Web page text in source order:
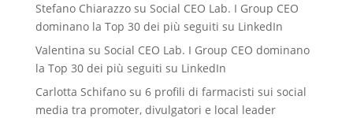
Stefano Chiarazzosu Social CEO Lab. I Group CEO
dominano la Top 30 dei più seguiti su LinkedIn
Valentina su Social CEO Lab. I Group CEO dominano
la Top 30 dei più seguiti su LinkedIn
Carlotta Schifanosu 6 profili di farmacisti sui social
media tra promoter, divulgatori e local leader